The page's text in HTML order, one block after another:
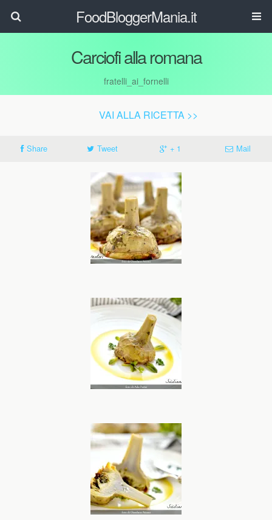
FoodBloggerMania.it
Carciofi alla romana
fratelli_ai_fornelli
VAI ALLA RICETTA >>
Share Tweet + 1 Mail